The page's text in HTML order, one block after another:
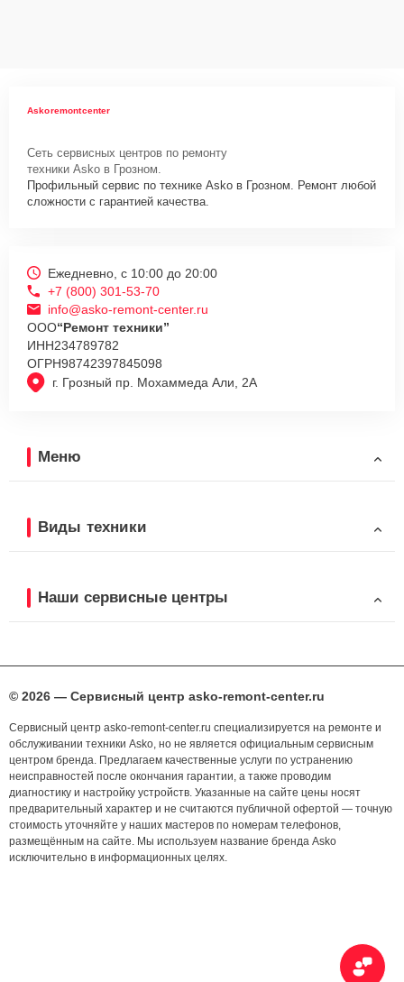
Askoremontcenter
Сеть сервисных центров по ремонту
техники Asko в Грозном.
Профильный сервис по технике Asko в Грозном. Ремонт любой
сложности с гарантией качества.
г. Грозный пр. Мохаммеда Али, 2А
Ежедневно, с 10:00 до 20:00
+7 (800) 301-53-70
info@asko-remont-center.ru
ООО“Ремонт техники”
ИНН234789782
ОГРН98742397845098
Меню
Виды техники
Наши сервисные центры
© 2026 — Сервисный центр asko-remont-center.ru
Сервисный центр asko-remont-center.ru специализируется на ремонте и
обслуживании техники Asko, но не является официальным сервисным
центром бренда. Предлагаем качественные услуги по устранению
неисправностей после окончания гарантии, а также проводим
диагностику и настройку устройств. Указанные на сайте цены носят
предварительный характер и не считаются публичной офертой — точную
стоимость уточняйте у наших мастеров по номерам телефонов,
размещённым на сайте. Мы используем название бренда Asko
исключительно в информационных целях.